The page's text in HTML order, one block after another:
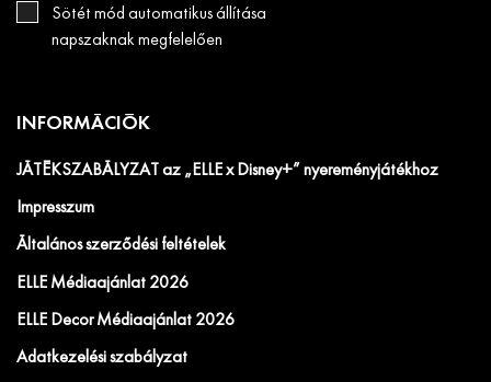
Sötét mód automatikus állítása
napszaknak megfelelően
INFORMÁCIÓK
JÁTÉKSZABÁLYZAT az „ELLE x Disney+” nyereményjátékhoz
Impresszum
Általános szerződési feltételek
ELLE Médiaajánlat 2026
ELLE Decor Médiaajánlat 2026
Adatkezelési szabályzat